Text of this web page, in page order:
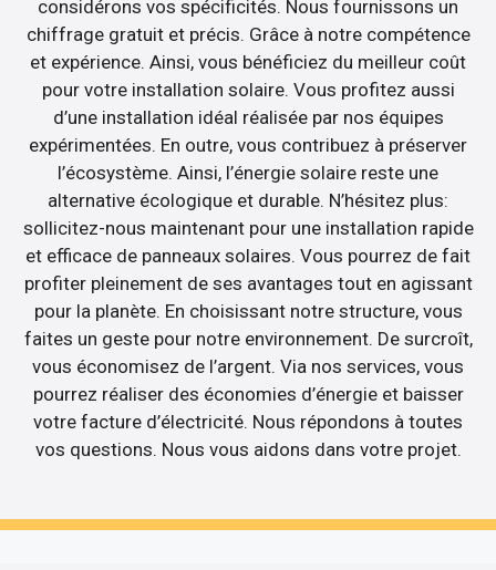
considérons vos spécificités. Nous fournissons un
chiffrage gratuit et précis. Grâce à notre compétence
et expérience. Ainsi, vous bénéficiez du meilleur coût
pour votre installation solaire. Vous profitez aussi
d’une installation idéal réalisée par nos équipes
expérimentées. En outre, vous contribuez à préserver
l’écosystème. Ainsi, l’énergie solaire reste une
alternative écologique et durable. N’hésitez plus:
sollicitez-nous maintenant pour une installation rapide
et efficace de panneaux solaires. Vous pourrez de fait
profiter pleinement de ses avantages tout en agissant
pour la planète. En choisissant notre structure, vous
faites un geste pour notre environnement. De surcroît,
vous économisez de l’argent. Via nos services, vous
pourrez réaliser des économies d’énergie et baisser
votre facture d’électricité. Nous répondons à toutes
vos questions. Nous vous aidons dans votre projet.